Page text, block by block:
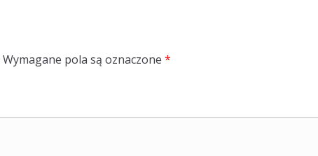
Wymagane pola są oznaczone *